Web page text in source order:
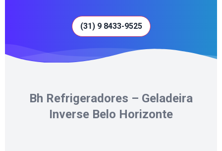
(31) 9 8433-9525
Bh Refrigeradores – Geladeira
Inverse Belo Horizonte